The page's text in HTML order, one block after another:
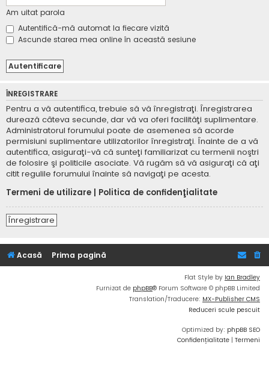
Am uitat parola
Autentifică-mă automat la fiecare vizită
Ascunde starea mea online în această sesiune
ÎNREGISTRARE
Pentru a vă autentifica, trebuie să vă înregistraţi. Înregistrarea
durează câteva secunde, dar vă va oferi facilităţi suplimentare.
Administratorul forumului poate de asemenea să acorde
permisiuni suplimentare utilizatorilor înregistraţi. Înainte de a vă
autentifica, asiguraţi-vă că sunteţi familiarizat cu termenii noştri
de folosire şi politicile asociate. Vă rugăm să vă asiguraţi că aţi
citit regulile forumului înainte să navigaţi pe acesta.
Termeni de utilizare
Politica de confidenţialitate
Înregistrare
Acasă Prima pagină
Flat Style by Ian Bradley
Furnizat de phpBB® Forum Software © phpBB Limited
Translation/Traducere: MX-Publisher CMS
Reduceri scule pescuit
Optimized by: phpBB SEO
Confidențialitate | Termeni